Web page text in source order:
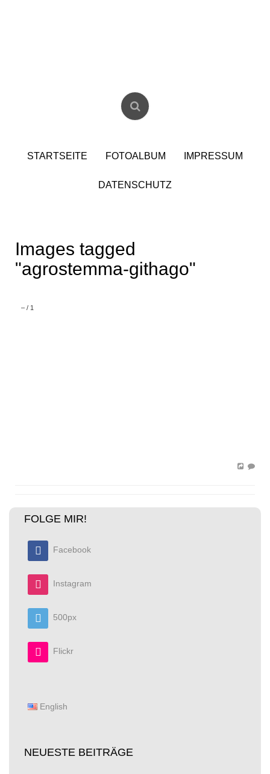
STARTSEITE FOTOALBUM IMPRESSUM
DATENSCHUTZ
Images tagged
"agrostemma-githago"
– / 1
FOLGE MIR!
Facebook
Instagram
500px
Flickr
English
NEUESTE BEITRÄGE